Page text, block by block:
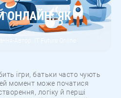
ОНЛАЙН: ЯК
Автор: IT Future Online
ігри, батьки часто чують
момент може початися
логіку й перші